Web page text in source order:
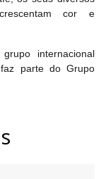
cor e
internacional
parte do Grupo